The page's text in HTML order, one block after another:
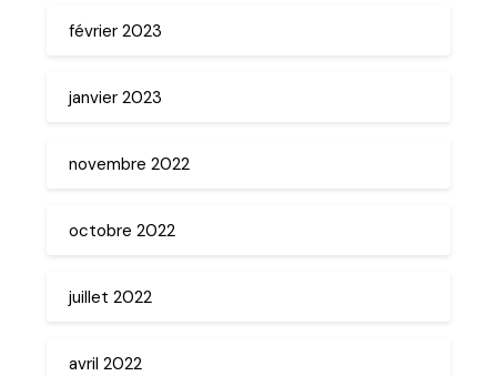
février 2023
janvier 2023
novembre 2022
octobre 2022
juillet 2022
avril 2022